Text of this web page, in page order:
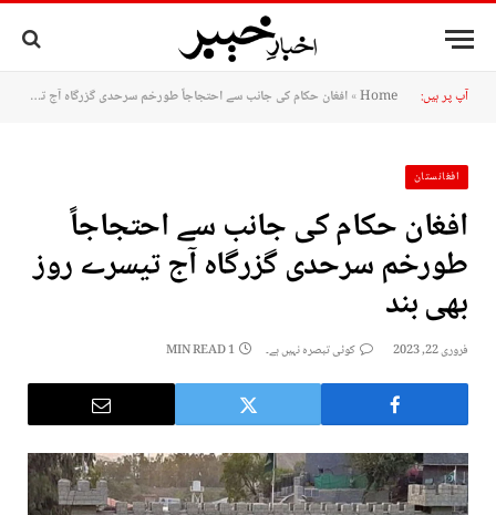
آپ پر ہیں: Home
»افغان حکام کی جانب سے احتجاجاً طورخم سرحدی گزرگاہ آج تیسرے روز بھی بند
افغانستان
افغان حکام کی جانب سے احتجاجاً
طورخم سرحدی گزرگاہ آج تیسرے روز
بھی بند
فروری 22, 2023 کوئی تبصرہ نہیں ہے۔ 1 MIN READ